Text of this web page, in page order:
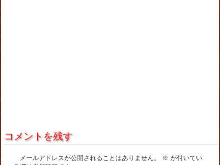
コメントを残す
メールアドレスが公開されることはありません。 ※ が付いてい